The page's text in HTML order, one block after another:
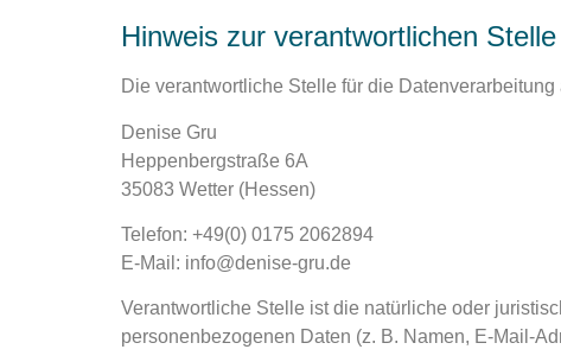
Hinweis zur verantwortlichen Stelle
Die verantwortliche Stelle für die Datenverarbeitung
Denise Gru
Heppenbergstraße 6A
35083 Wetter (Hessen)
Telefon: +49(0) 0175 2062894
E-Mail: info@denise-gru.de
Verantwortliche Stelle ist die natürliche oder
personenbezogenen Daten (z. B. Namen, E-Mail-